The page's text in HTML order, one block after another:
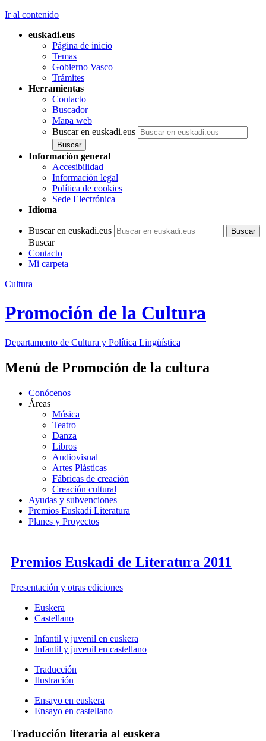
Ir al contenido
euskadi.eus
Página de inicio
Temas
Gobierno Vasco
Trámites
Herramientas
Contacto
Buscador
Mapa web
Buscar en euskadi.eus
Información general
Accesibilidad
Información legal
Política de cookies
Sede Electrónica
Idioma
Buscar en euskadi.eus
Buscar
Contacto
Mi carpeta
Cultura
Promoción de la Cultura
Departamento de Cultura y Política Lingüística
Menú de Promoción de la cultura
Conócenos
Áreas
Música
Teatro
Danza
Libros
Audiovisual
Artes Plásticas
Fábricas de creación
Creación cultural
Ayudas y subvenciones
Premios Euskadi Literatura
Planes y Proyectos
Premios Euskadi de Literatura 2011
Presentación y otras ediciones
Euskera
Castellano
Infantil y juvenil en euskera
Infantil y juvenil en castellano
Traducción
Ilustración
Ensayo en euskera
Ensayo en castellano
Traducción literaria al euskera